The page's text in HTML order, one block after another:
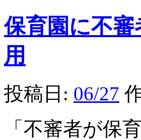
保育園に不
用
投稿日: 06/27
「不審者が保